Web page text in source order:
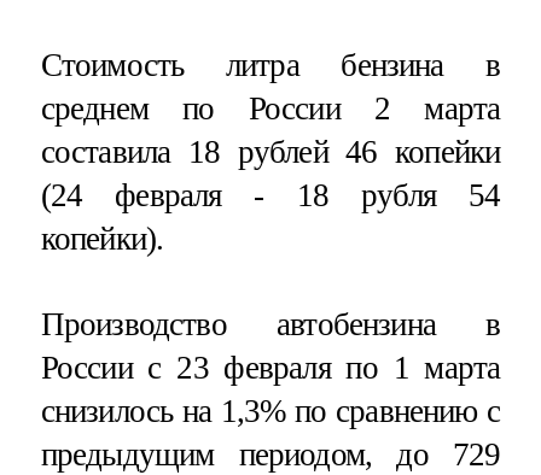
Стоимость литра бензина в
среднем по России 2 марта
составила 18 рублей 46 копейки
(24 февраля - 18 рубля 54
копейки).
Производство автобензина в
России с 23 февраля по 1 марта
снизилось на 1,3% по сравнению с
предыдущим периодом, до 729